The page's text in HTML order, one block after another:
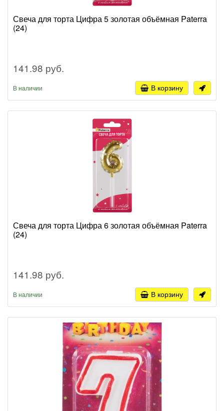
Свеча для торта Цифра 5 золотая объёмная Paterra
(24)
141.98 руб.
В наличии В корзину
Свеча для торта Цифра 6 золотая объёмная Paterra
(24)
141.98 руб.
В наличии В корзину